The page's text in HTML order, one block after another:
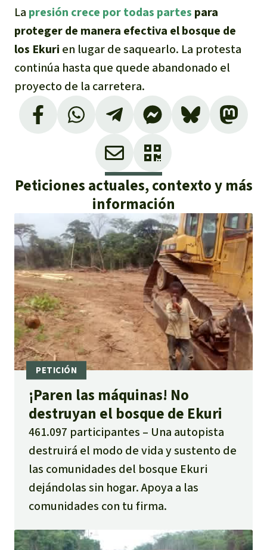
La presión crece por todas partes para
proteger de manera efectiva el bosque de
los Ekuri en lugar de saquearlo. La protesta
continúa hasta que quede abandonado el
proyecto de la carretera.
Peticiones actuales, contexto y más
información
¡Paren las máquinas! No
destruyan el bosque de Ekuri
461.097 participantes
Una autopista
destruirá el modo de vida y sustento de
las comunidades del bosque Ekuri
dejándolas sin hogar. Apoya a las
comunidades con tu firma.